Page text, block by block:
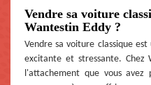
Vendre sa voiture
Wantestin Eddy ?
Vendre sa voiture classique
excitante et stressante. Chez
l'attachement que vous